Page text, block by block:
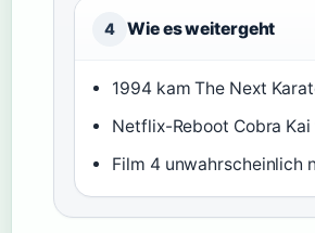
4 Wie es weitergeht
1994 kam The Next
Netflix-Reboot Cobra
Film 4 unwahrscheinlich